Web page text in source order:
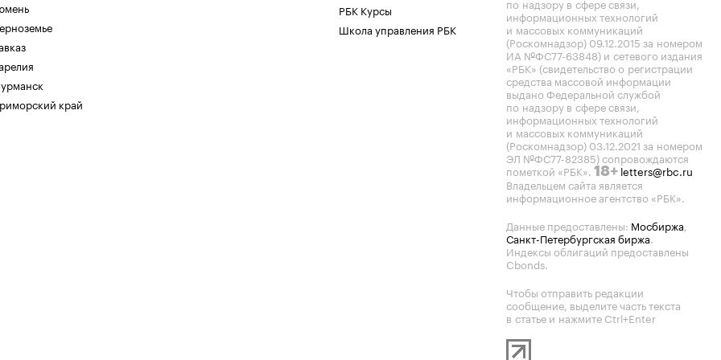
край
РБК Курсы
Школа управления РБК
по надзору в сфере связи,
информационных технологий
и массовых коммуникаций
(Роскомнадзор) 09.12.2015 за номером
ИА №ФС77-63848) и сетевого издания
«РБК» (свидетельство о регистрации
средства массовой информации
выдано Федеральной службой
по надзору в сфере связи,
информационных технологий
и массовых коммуникаций
(Роскомнадзор) 03.12.2021 за номером
ЭЛ №ФС77-82385) сопровождаются
пометкой «РБК». 18+ letters@rbc.ru
Владельцем сайта является
информационное агентство «РБК».
Данные предоставлены: Мосбиржа,
Санкт-Петербургская биржа.
Индексы облигаций предоставлены
Cbonds.
Чтобы отправить редакции
сообщение, выделите часть текста
в статье и нажмите Ctrl+Enter